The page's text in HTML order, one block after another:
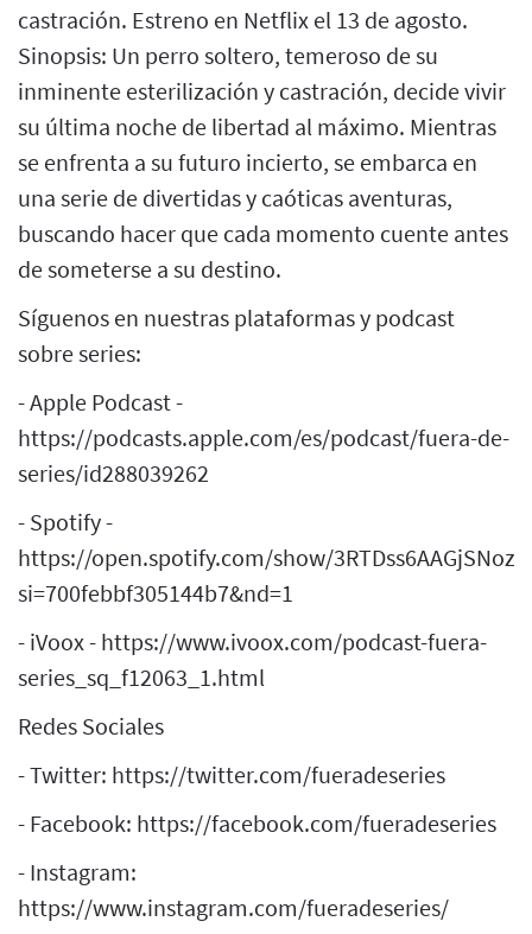
castración. Estreno en Netflix el 13 de agosto.
Sinopsis: Un perro soltero, temeroso de su
inminente esterilización y castración, decide vivir
su última noche de libertad al máximo. Mientras
se enfrenta a su futuro incierto, se embarca en
una serie de divertidas y caóticas aventuras,
buscando hacer que cada momento cuente antes
de someterse a su destino.
Síguenos en nuestras plataformas y podcast
sobre series:
- Apple Podcast -
https://podcasts.apple.com/es/podcast/fuera-de-
series/id288039262
- Spotify -
https://open.spotify.com/show/
si=700febbf305144b7&nd=1
- iVoox - https://www.ivoox.com/podcast-fuera-
series_sq_f12063_1.html
Redes Sociales
- Twitter: https://twitter.com/fueradeseries
- Facebook: https://facebook.com/fueradeseries
- Instagram:
https://www.instagram.com/fueradeseries/